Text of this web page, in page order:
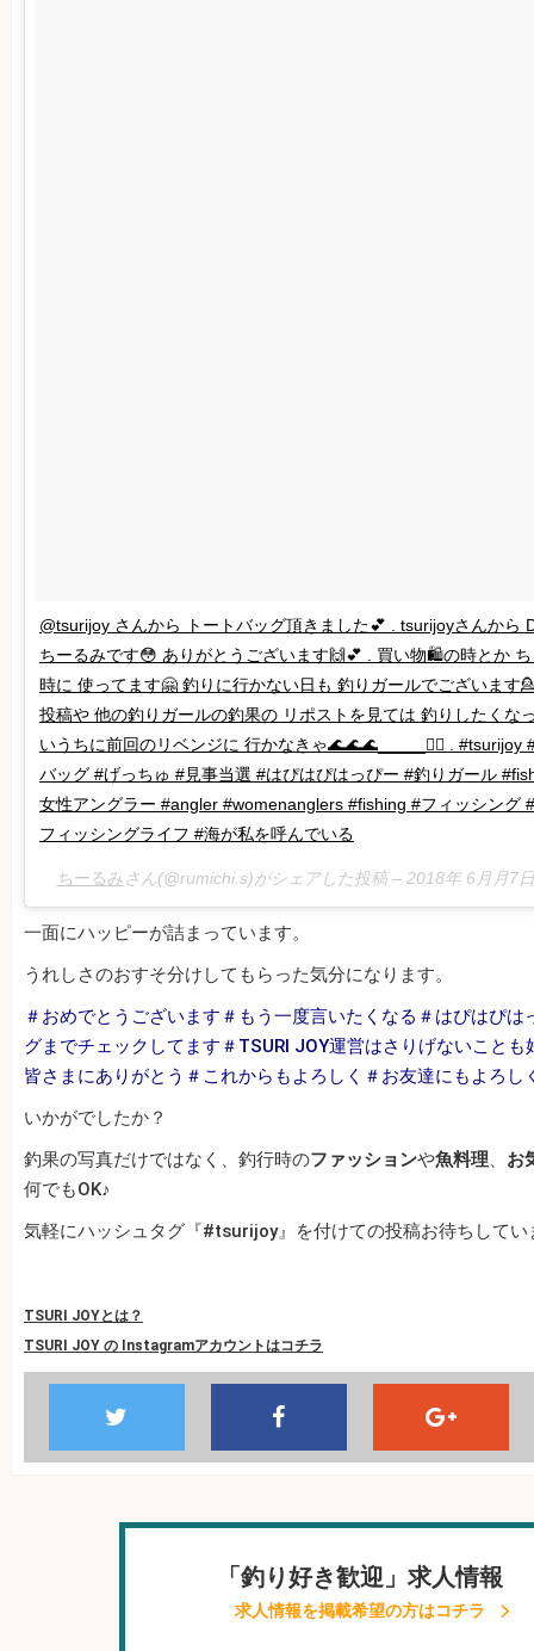
@tsurijoy さんから トートバッグ頂きました💕 . tsurijoyさんから
ちーるみです😳 ありがとうございます🙌💕 . 買い物🛍の時とか
時に 使ってます🤗 釣りに行かない日も 釣りガールでございます
投稿や 他の釣りガールの釣果の リポストを見ては 釣りしたくな
いうちに前回のリベンジに 行かなきゃ🌊🌊🌊_____🏃‍♀️ . #tsurijoy
バッグ #げっちゅ #見事当選 #はぴはぴはっぴー #釣りガール
女性アングラー #angler #womenanglers #fishing #フィッシング
フィッシングライフ #海が私を呼んでいる
ちーるみさん(@rumichi.s)がシェアした投稿 – 2018年 6月月7
一面にハッピーが詰まっています。
うれしさのおすそ分けしてもらった気分になります。
＃おめでとうございます＃もう一度言いたくなる＃はぴはぴは
グまでチェックしてます＃TSURI JOY運営はさりげないことも
皆さまにありがとう＃これからもよろしく＃お友達にもよろし
いかがでしたか？
釣果の写真だけではなく、釣行時のファッションや魚料理、 お
何でもOK♪
気軽にハッシュタグ『#tsurijoy』を付けての投稿お待ちしてい
TSURI JOYとは？
TSURI JOY の Instagramアカウントはコチラ
「釣り好き歓迎」求人情報
求人情報を掲載希望の方はコチラ